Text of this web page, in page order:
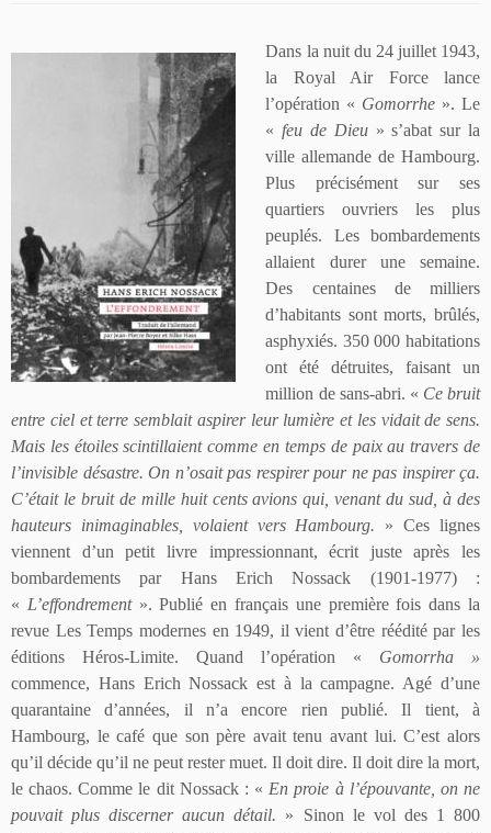
Dans la nuit du 24 juillet 1943,
la Royal Air Force lance
l’opération « Gomorrhe ». Le
« feu de Dieu» s’abat sur la
ville allemande de Hambourg.
Plus précisément sur ses
quartiers ouvriers les plus
peuplés. Les bombardements
allaient durer une semaine.
Des centaines de milliers
d’habitants sont morts, brûlés,
asphyxiés. 350 000 habitations
ont été détruites, faisant un
million de sans-abri. « Ce bruit
entre ciel et terre semblait aspirer leur lumière et les vidait de sens.
Mais les étoiles scintillaient comme en temps de paix au travers de
l’invisible désastre. On n’osait pas respirer pour ne pas inspirer ça.
C’était le bruit de mille huit cents avions qui, venant du sud, à des
hauteurs inimaginables, volaient vers Hambourg. » Ces lignes
viennent d’un petit livre impressionnant, écrit juste après les
bombardements par Hans Erich Nossack (1901-1977) :
« L’effondrement ». Publié en français une première fois dans la
revue Les Temps modernes en 1949, il vient d’être réédité par les
éditions Héros-Limite. Quand l’opération « Gomorrha »
commence, Hans Erich Nossack est à la campagne. Agé d’une
quarantaine d’années, il n’a encore rien publié. Il tient, à
Hambourg, le café que son père avait tenu avant lui. C’est alors
qu’il décide qu’il ne peut rester muet. Il doit dire. Il doit dire la mort,
le chaos. Comme le dit Nossack : « En proie à l’épouvante, on ne
pouvait plus discerner aucun détail. » Sinon le vol des 1 800